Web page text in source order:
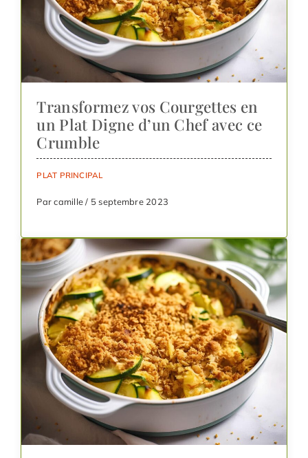
Transformez vos Courgettes en
un Plat Digne d’un Chef avec ce
Crumble
PLAT PRINCIPAL
Par camille / 5 septembre 2023